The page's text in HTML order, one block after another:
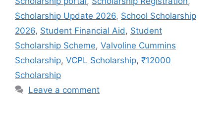
Scholarship Update 2026, School Scholarship
2026, Student Financial Aid , Student
Scholarship Scheme, Valvoline Cummins
Scholarship, VCPL Scholarship, ₹12000
Scholarship
Leave a comment